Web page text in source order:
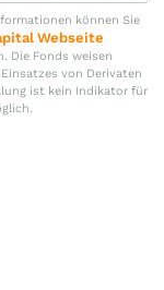
können Sie
Webseite
Die Fonds weisen
von Derivaten
ist kein Indikator für